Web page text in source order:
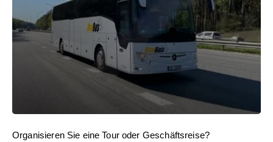
Organisieren Sie eine Tour oder Geschäftsreise?